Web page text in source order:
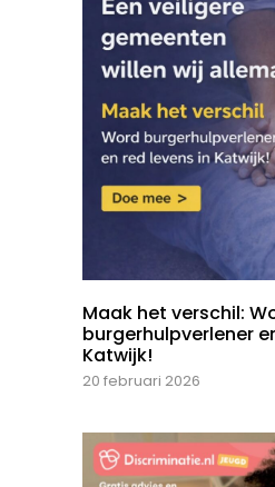
Maak het verschil:
burgerhulpverlener
Katwijk!
20 februari 2026